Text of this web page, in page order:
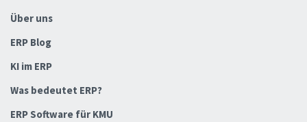
Über uns
ERP Blog
KI im ERP
Was bedeutet ERP?
ERP Software für KMU